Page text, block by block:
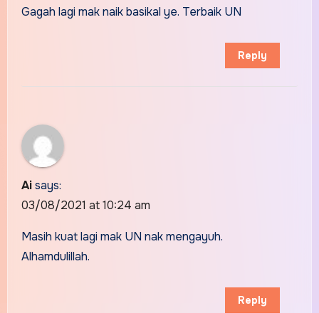
Gagah lagi mak naik basikal ye. Terbaik UN
Reply
Ai says:
03/08/2021 at 10:24 am
Masih kuat lagi mak UN nak mengayuh.
Alhamdulillah.
Reply